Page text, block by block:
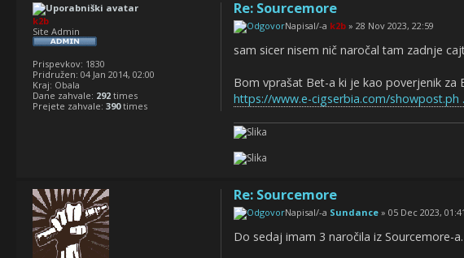
Re: Sourcemore
Napisal/-a k2b» 28 Nov 2023, 22:59
sam sicer nisem nič naročal tam zadnje
Bom vprašat Bet-a ki je kao poverjenik za
https://www.e-cigserbia.com/showpost.ph
k2b
Site Admin
Prispevkov: 1830
Pridružen: 04 Jan 2014, 02:00
Kraj: Obala
Dane zahvale: 292 times
Prejete zahvale: 390times
Re: Sourcemore
Napisal/-a Sundance» 05 Dec 2023, 01:41
Do sedaj imam 3 naročila iz Sourcemore-a.